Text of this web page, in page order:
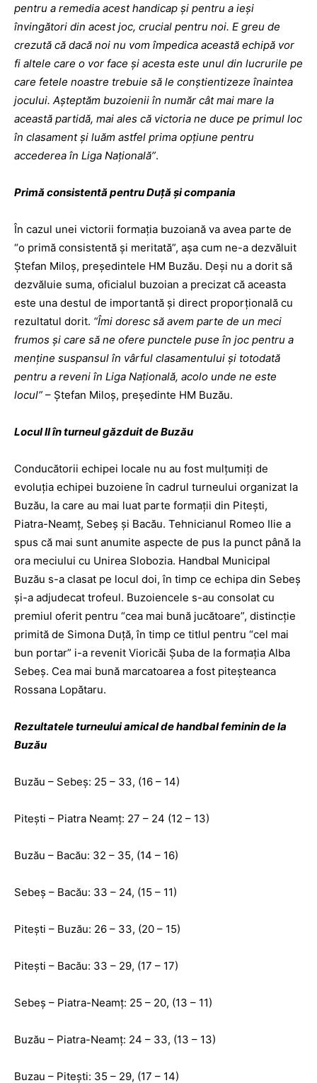
pentru a remedia acest handicap şi pentru a ieşi
învingători din acest joc, crucial pentru noi. E greu de
crezută că dacă noi nu vom împedica această echipă vor
fi altele care o vor face şi acesta este unul din lucrurile pe
care fetele noastre trebuie să le conştientizeze înaintea
jocului. Aşteptăm buzoienii în număr cât mai mare la
această partidă, mai ales că victoria ne duce pe primul loc
în clasament şi luăm astfel prima opţiune pentru
accederea în Liga Naţională”.
Primă consistentă pentru Duţă şi compania
În cazul unei victorii formaţia buzoiană va avea parte de
“o primă consistentă şi meritată”, aşa cum ne-a dezvăluit
Ştefan Miloş, preşedintele HM Buzău. Deşi nu a dorit să
dezvăluie suma, oficialul buzoian a precizat că aceasta
este una destul de importantă şi direct proporţională cu
rezultatul dorit. “Îmi doresc să avem parte de un meci
frumos şi care să ne ofere punctele puse în joc pentru a
menţine suspansul în vârful clasamentului şi totodată
pentru a reveni în Liga Naţională, acolo unde ne este
locul” – Ştefan Miloş, preşedinte HM Buzău.
Locul II în turneul găzduit de Buzău
Conducătorii echipei locale nu au fost mulţumiţi de
evoluţia echipei buzoiene în cadrul turneului organizat la
Buzău, la care au mai luat parte formaţii din Piteşti,
Piatra-Neamţ, Sebeş şi Bacău. Tehnicianul Romeo Ilie a
spus că mai sunt anumite aspecte de pus la punct până la
ora meciului cu Unirea Slobozia. Handbal Municipal
Buzău s-a clasat pe locul doi, în timp ce echipa din Sebeş
şi-a adjudecat trofeul. Buzoiencele s-au consolat cu
premiul oferit pentru “cea mai bună jucătoare”, distincţie
primită de Simona Duţă, în timp ce titlul pentru “cel mai
bun portar” i-a revenit Vioricăi Şuba de la formaţia Alba
Sebeş. Cea mai bună marcatoarea a fost piteşteanca
Rossana Lopătaru.
Rezultatele turneului amical de handbal feminin de la
Buzău
Buzău – Sebeş: 25 – 33, (16 – 14)
Piteşti – Piatra Neamţ: 27 – 24 (12 – 13)
Buzău – Bacău: 32 – 35, (14 – 16)
Sebeş – Bacău: 33 – 24, (15 – 11)
Piteşti – Buzău: 26 – 33, (20 – 15)
Piteşti – Bacău: 33 – 29, (17 – 17)
Sebeş – Piatra-Neamţ: 25 – 20, (13 – 11)
Buzău – Piatra-Neamţ: 24 – 33, (13 – 13)
Buzau – Piteşti: 35 – 29, (17 – 14)